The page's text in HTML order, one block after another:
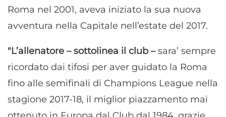
Roma nel 2001, aveva iniziato la sua nuova
avventura nella Capitale nell’estate del 2017.
"L’allenatore – sottolinea il club –sara’ sempre
ricordato dai tifosi per aver guidato la Roma
fino alle semifinali di Champions League nella
stagione 2017-18, il miglior piazzamento mai